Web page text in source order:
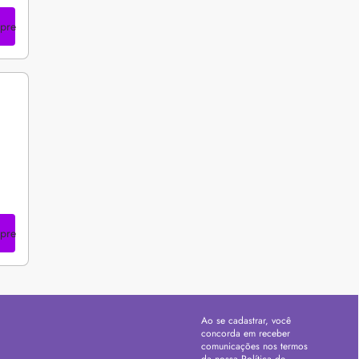
Ao se cadastrar, você
concorda em receber
comunicações nos termos